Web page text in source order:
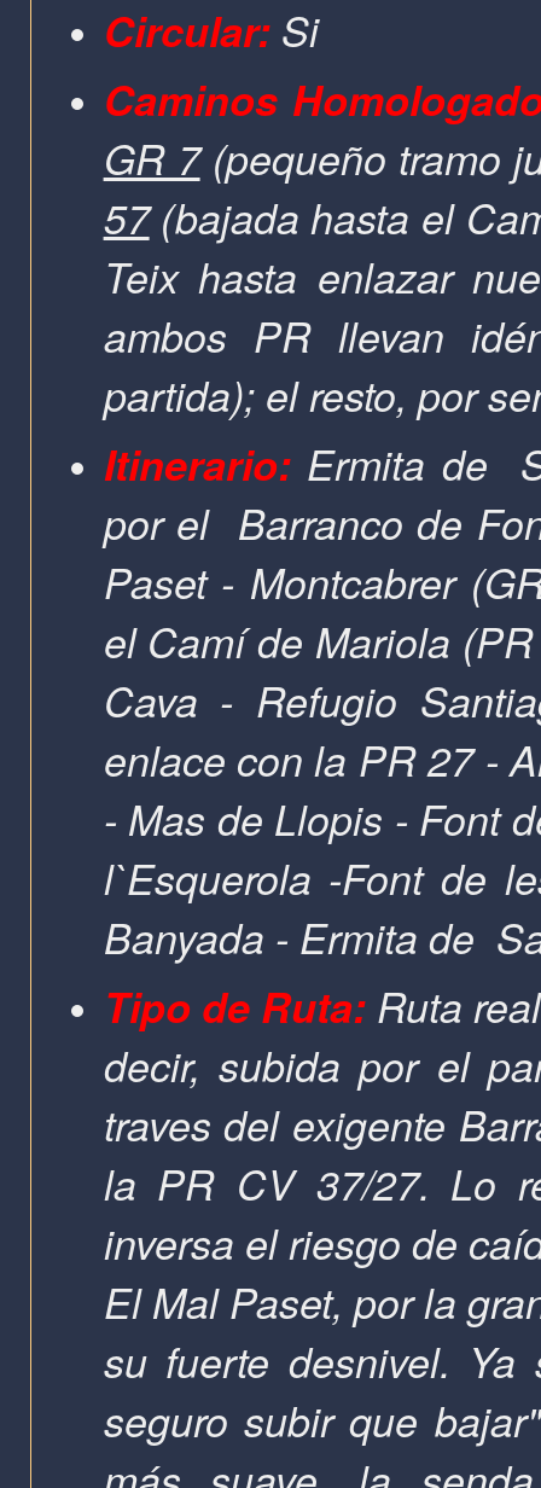
Circular:Si
Caminos
GR 7(pequeño tramo
57(bajada hasta el
Teix hasta enlazar
ambos PR llevan
partida); el resto, por
Itinerario:Ermita de
por el Barranco de
Paset - Montcabrer
el Camí de Mariola
Cava - Refugio
enlace con la PR 27 -
- Mas de Llopis - Font
l`Esquerola -Font de
Banyada - Ermita de
Tipo de Ruta: Ruta
decir, subida por el
traves del exigente
la PR CV 37/27. Lo
inversa el riesgo de
El Mal Paset, por la
su fuerte desnivel.
seguro subir que